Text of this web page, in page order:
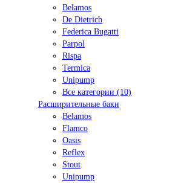
Belamos
De Dietrich
Federica Bugatti
Parpol
Rispa
Termica
Unipump
Все категории (10)
Расширительные баки
Belamos
Flamco
Oasis
Reflex
Stout
Unipump